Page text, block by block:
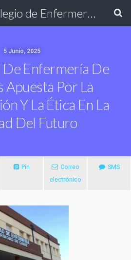
Excmo. Colegio de Enfermería de Cádiz
5 Junio, 2025
De Enfermería De
Apuesta Por La
Y La Ética En La
Del Futuro
Pin
Correo
electrónico
SMS